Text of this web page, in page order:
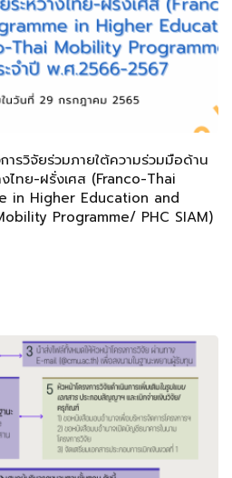
ารวิจัยร่วมภายใต้ความร่วมมือด้าน
ไทย-ฝรั่งเศส (Franco-Thai
in Higher Education and
Programme/ PHC SIAM)